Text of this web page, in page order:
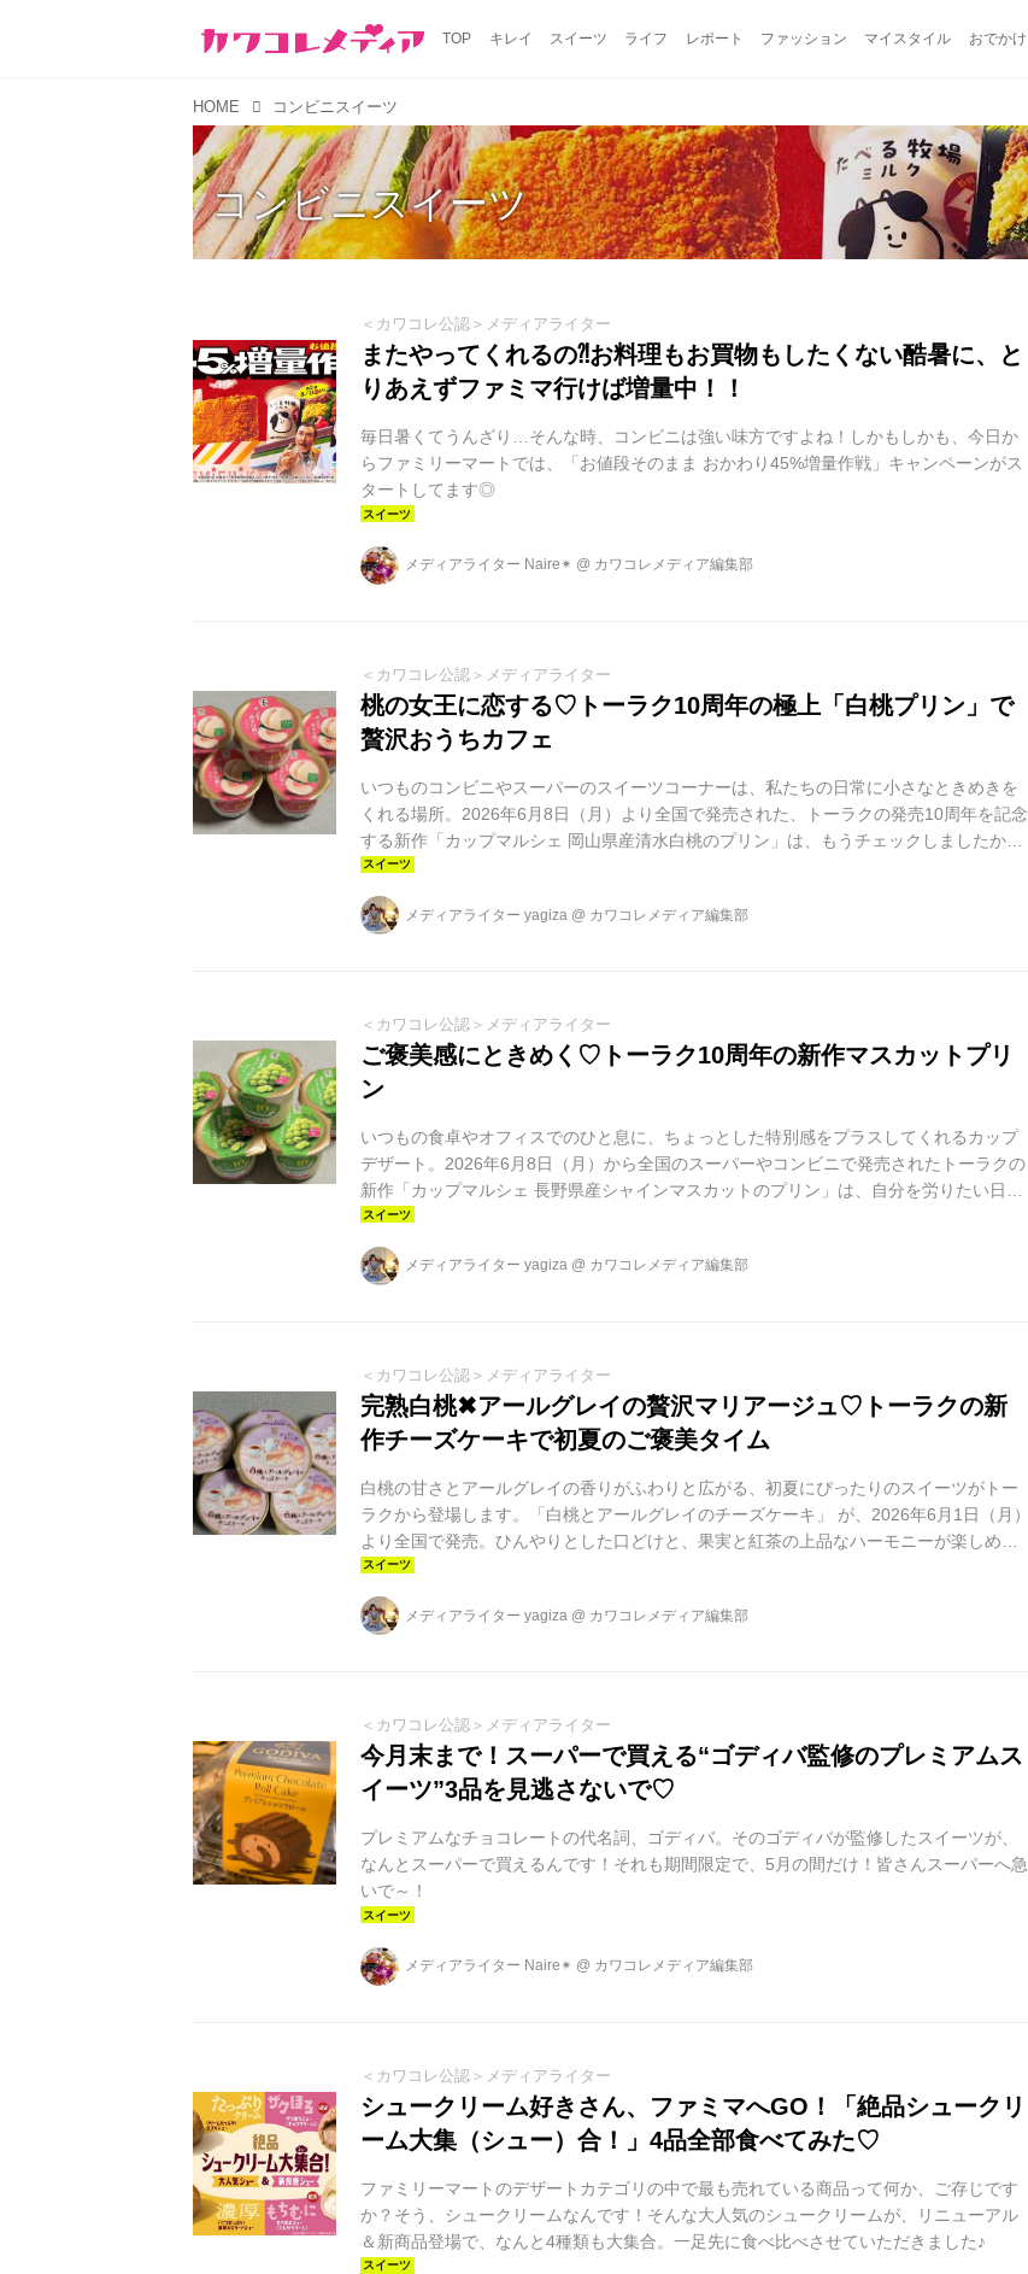
TOP キレイ スイーツ ライフ レポート ファッション マイスタイル おでかけ
HOME コンビニスイーツ
コンビニスイーツ
＜カワコレ公認＞メディアライター
またやってくれるの⁈お料理もお買物もしたくない酷暑に、と
りあえずファミマ行けば増量中！！
毎日暑くてうんざり…そんな時、コンビニは強い味方ですよね！しかもしかも、今日か
らファミリーマートでは、「お値段そのまま おかわり45%増量作戦」キャンペーンがス
タートしてます◎
メディアライター Naire✴︎ @ カワコレメディア編集部
＜カワコレ公認＞メディアライター
桃の女王に恋する♡トーラク10周年の極上「白桃プリン」で
贅沢おうちカフェ
いつものコンビニやスーパーのスイーツコーナーは、私たちの日常に小さなときめきを
くれる場所。2026年6月8日（月）より全国で発売された、トーラクの発売10周年を記念
する新作「カップマルシェ 岡山県産清水白桃のプリン」は、もうチェックしましたか？
「桃の女王」と称される最高峰の白桃を贅沢に使ったこのプリンは、一口で日常をパッ
と華やかに変えてくれる、大人の女性にこそ楽しんでほしいご褒美デザートです。
メディアライター yagiza @ カワコレメディア編集部
＜カワコレ公認＞メディアライター
ご褒美感にときめく♡トーラク10周年の新作マスカットプリ
ン
いつもの食卓やオフィスでのひと息に、ちょっとした特別感をプラスしてくれるカップ
デザート。2026年6月8日（月）から全国のスーパーやコンビニで発売されたトーラクの
新作「カップマルシェ 長野県産シャインマスカットのプリン」は、自分を労りたい日の
ご褒美にぴったりの逸品です。 発売10周年を迎えた人気「カップマルシェ」シリーズの
最新作ということもあり、SNSでもさっそく「贅沢すぎる！」「見つけたら即買い」と
話題を呼んでいます。 発売10周年の傑作！素材を味わう「カップマルシェ」の魅力 仕事
メディアライター yagiza @ カワコレメディア編集部
＜カワコレ公認＞メディアライター
完熟白桃✖アールグレイの贅沢マリアージュ♡トーラクの新
作チーズケーキで初夏のご褒美タイム
白桃の甘さとアールグレイの香りがふわりと広がる、初夏にぴったりのスイーツがトー
ラクから登場します。「白桃とアールグレイのチーズケーキ」 が、2026年6月1日（月）
より全国で発売。ひんやりとした口どけと、果実と紅茶の上品なハーモニーが楽しめる
ちょっと贅沢なカップスイーツです。
メディアライター yagiza @ カワコレメディア編集部
＜カワコレ公認＞メディアライター
今月末まで！スーパーで買える“ゴディバ監修のプレミアムス
イーツ”3品を見逃さないで♡
プレミアムなチョコレートの代名詞、ゴディバ。そのゴディバが監修したスイーツが、
なんとスーパーで買えるんです！それも期間限定で、5月の間だけ！皆さんスーパーへ急
いで～！
メディアライター Naire✴︎ @ カワコレメディア編集部
＜カワコレ公認＞メディアライター
シュークリーム好きさん、ファミマへGO！「絶品シュークリ
ーム大集（シュー）合！」4品全部食べてみた♡
ファミリーマートのデザートカテゴリの中で最も売れている商品って何か、ご存じです
か？そう、シュークリームなんです！そんな大人気のシュークリームが、リニューアル
＆新商品登場で、なんと4種類も大集合。一足先に食べ比べさせていただきました♪